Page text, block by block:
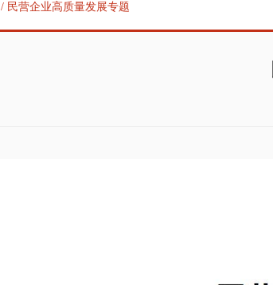
/ 民营企业高质量发展专题